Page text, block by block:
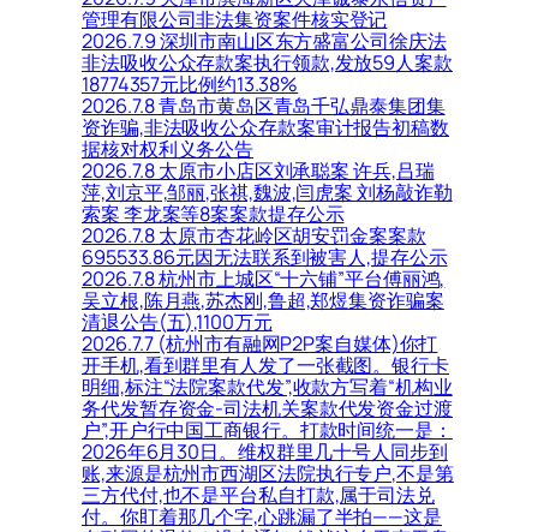
管理有限公司非法集资案件核实登记
2026.7.9 深圳市南山区东方盛富公司徐庆法
非法吸收公众存款案执行领款,发放59人案款
18774357元比例约13.38%
2026.7.8 青岛市黄岛区青岛千弘鼎泰集团集
资诈骗,非法吸收公众存款案审计报告初稿数
据核对权利义务公告
2026.7.8 太原市小店区刘承聪案 许兵,吕瑞
萍,刘京平,邹丽,张祺,魏波,闫虎案 刘杨敲诈勒
索案 李龙案等8案案款提存公示
2026.7.8 太原市杏花岭区胡安罚金案案款
695533.86元因无法联系到被害人,提存公示
2026.7.8 杭州市上城区“十六铺”平台傅丽鸿,
吴立根,陈月燕,苏杰刚,鲁超,郑煜集资诈骗案
清退公告(五),1100万元
2026.7.7 (杭州市有融网P2P案自媒体)你打
开手机,看到群里有人发了一张截图。银行卡
明细,标注“法院案款代发”,收款方写着“机构业
务代发暂存资金-司法机关案款代发资金过渡
户”,开户行中国工商银行。打款时间统一是：
2026年6月30日。维权群里几十号人同步到
账,来源是杭州市西湖区法院执行专户,不是第
三方代付,也不是平台私自打款,属于司法兑
付。你盯着那几个字,心跳漏了半拍——这是